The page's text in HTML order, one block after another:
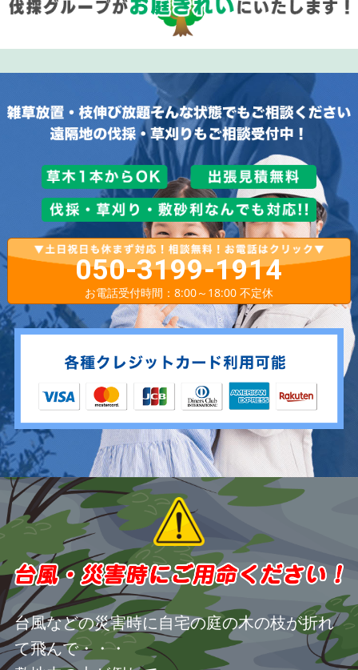
050-3199-1914
お電話受付時間：8:00～18:00 不定休
台風などの災害時に自宅の庭の木の枝が折れ
て飛んで・・・